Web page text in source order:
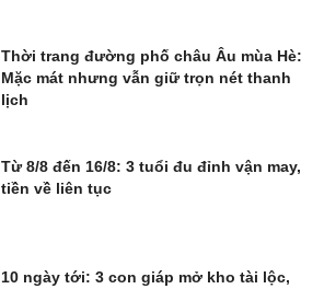
Thời trang đường phố châu Âu mùa Hè:
Mặc mát nhưng vẫn giữ trọn nét thanh
lịch
Từ 8/8 đến 16/8: 3 tuổi đu đỉnh vận may,
tiền về liên tục
10 ngày tới: 3 con giáp mở kho tài lộc,